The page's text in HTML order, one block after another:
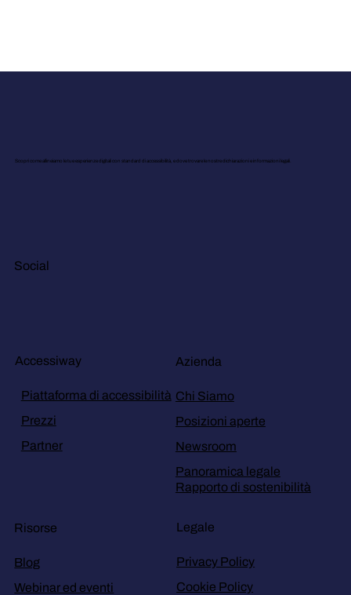
Scopri come allineiamo le tue esperienze digitali con standard di accessibilità, e dove trovare le nostre dichiarazioni e informazioni legali.
Social
Accessiway
Piattaforma di accessibilità
Prezzi
Partner
Azienda
Chi Siamo
Posizioni aperte
Newsroom
Panoramica legale
Rapporto di sostenibilità
Risorse
Blog
Webinar ed eventi
Legale
Privacy Policy
Cookie Policy